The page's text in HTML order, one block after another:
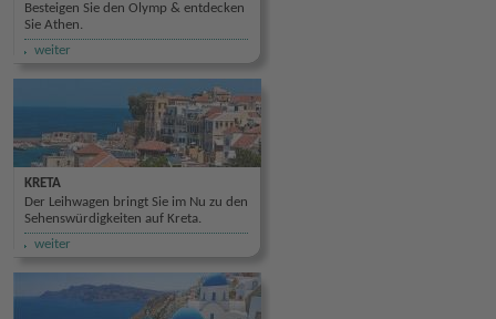
Besteigen Sie den Olymp & entdecken
Sie Athen.
weiter
KRETA
Der Leihwagen bringt Sie im Nu zu den
Sehenswürdigkeiten auf Kreta.
weiter